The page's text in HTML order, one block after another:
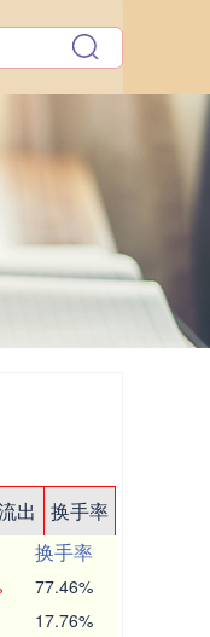
出
换手率
换手率
77.46%
17.76%